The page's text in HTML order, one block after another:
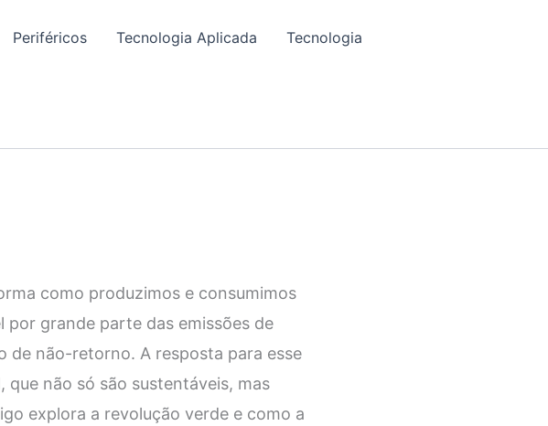
Periféricos Tecnologia Aplicada Tecnologia
como produzimos e consumimos
por grande parte das emissões de
de não-retorno. A resposta para esse
não só são sustentáveis, mas
explora a revolução verde e como a